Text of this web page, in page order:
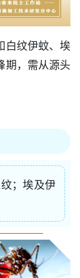
白纹伊蚊、埃
期，需从源头
；埃及伊